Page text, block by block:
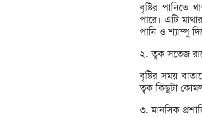
বৃষ্টির পানিতে
পারে। এটি
পানি ও শ্যাম্পু
২. ত্বক সতেজ
বৃষ্টির সময়
ত্বক কিছুটা
৩. মানসিক